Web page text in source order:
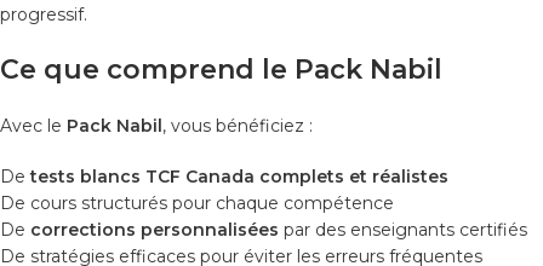
progressif.
Ce que comprend le Pack Nabil
Avec le Pack Nabil, vous bénéficiez :
Detests blancs TCF Canada complets et réalistes
De cours structurés pour chaque compétence
De corrections personnalisées par des enseignants certifiés
De stratégies efficaces pour éviter les erreurs fréquentes